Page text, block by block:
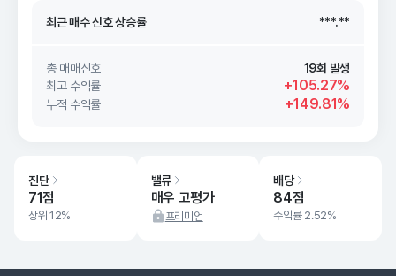
최근 매수 신호 상승률 ***.**
최근 매수 신호 ***.**
총 매매신호
19회 발생
최고 수익률
+105.27%
누적 수익률 +149.81%
진단
71점
상위 12%
밸류
매우 고평가
프리미엄
배당
84점
수익률 2.52%